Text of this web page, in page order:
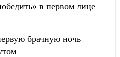
в первом лице
брачную ночь